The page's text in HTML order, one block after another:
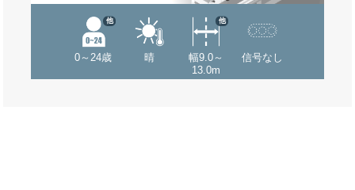
0～24歳
他
晴
幅9.0～
13.0m
他
信号なし